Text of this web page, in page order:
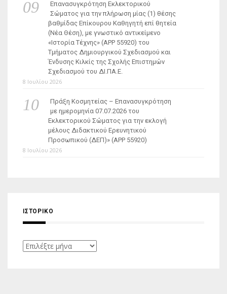
Επανασυγκρότηση Εκλεκτορικού
Σώματος για την πλήρωση μίας (1) θέσης
βαθμίδας Επίκουρου Καθηγητή επί θητεία
(Νέα Θέση), με γνωστικό αντικείμενο
«Ιστορία Τέχνης» (ΑΡΡ 55920) του
Τμήματος Δημιουργικού Σχεδιασμού και
Ένδυσης Κιλκίς της Σχολής Επιστημών
Σχεδιασμού του ΔΙ.ΠΑ.Ε.
8 Ιουλίου 2026
Πράξη Κοσμητείας – Επανασυγκρότηση
με ημερομηνία 07.07.2026 του
Εκλεκτορικού Σώματος για την εκλογή
μέλους Διδακτικού Ερευνητικού
Προσωπικού (ΔΕΠ)» (APP 55920)
8 Ιουλίου 2026
ΙΣΤΟΡΙΚΌ
Ιστορικό